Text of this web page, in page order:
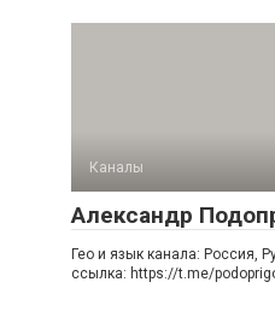
Каналы
Александр
Гео и язык канала: Россия,
ссылка: https://t.me/